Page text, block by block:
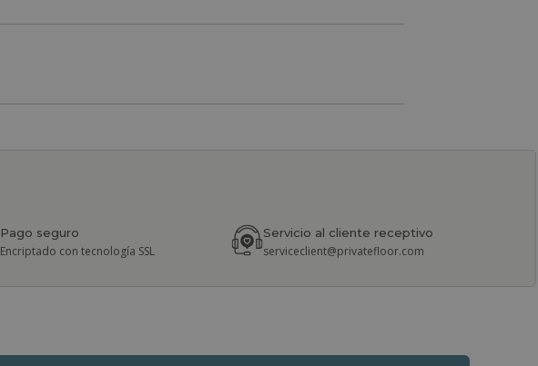
Pago seguro
Encriptado con tecnología SSL
Servicio al cliente receptivo
serviceclient@privatefloor.com